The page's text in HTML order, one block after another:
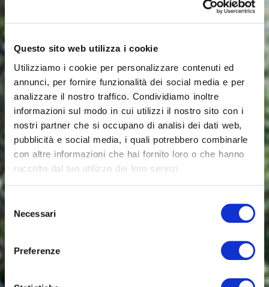
Questo sito web utilizza i cookie
Utilizziamo i cookie per personalizzare contenuti ed
annunci, per fornire funzionalità dei social media e per
analizzare il nostro traffico. Condividiamo inoltre
informazioni sul modo in cui utilizzi il nostro sito con i
nostri partner che si occupano di analisi dei dati web,
pubblicità e social media, i quali potrebbero combinarle
con altre informazioni che hai fornito loro o che hanno
raccolto dal tuo utilizzo dei loro servizi.
Selezione
delNecessari
Preferenze
T–Pad Outdoor:
il comfort all'aperto